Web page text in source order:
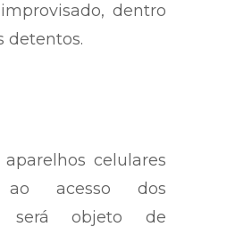
dentro
detentos.
celulares
ao acesso dos
será objeto de